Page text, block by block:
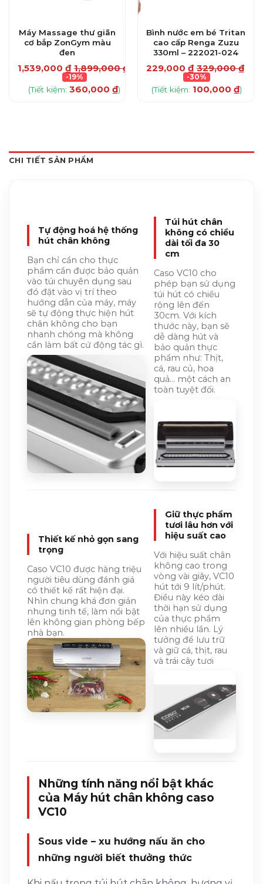
Máy Massage thư giãn
cơ bắp ZonGym màu
đen
1,539,000 ₫ 1,899,000₫
-19%
(Tiết kiệm:360,000₫)
Bình nước em bé Tritan
cao cấp Renga Zuzu
330ml – 222021-024
229,000 ₫ 329,000₫
-30%
(Tiết kiệm: 100,000 ₫)
CHI TIẾT SẢN PHẨM
Tự động hoá hệ thống
hút chân không
Bạn chỉ cần cho thực
phẩm cần được bảo quản
vào túi chuyên dụng sau
đó đặt vào vị trí theo
hướng dẫn của máy, máy
sẽ tự động thực hiện hút
chân không cho bạn
nhanh chóng mà không
cần làm bất cứ động tác gì.
Túi hút chân
không có chiều
dài tối đa 30
cm
Caso VC10 cho
phép bạn sử dụng
túi hút có chiều
rộng lên đến
30cm. Với kích
thước này, bạn sẽ
dễ dàng hút và
bảo quản thực
phẩm như: Thịt,
cá, rau củ, hoa
quả… một cách an
toàn tuyệt đối.
Thiết kế nhỏ gọn sang
trọng
Caso VC10 được hàng triệu
người tiêu dùng đánh giá
có thiết kế rất hiện đại.
Nhìn chung khá đơn giản
nhưng tinh tế, làm nổi bật
lên không gian phòng bếp
nhà bạn.
Giữ thực phẩm
tươi lâu hơn với
hiệu suất cao
Với hiệu suất chân
không cao trong
vòng vài giây, VC10
hút tới 9 lít/phút.
Điều này kéo dài
thời hạn sử dụng
của thực phẩm
lên nhiều lần. Lý
tưởng để lưu trữ
và giữ cá, thịt, rau
và trái cây tươi
Những tính năng nổi bật khác
của Máy hút chân không caso
VC10
Sous vide – xu hướng nấu ăn cho
những người biết thưởng thức